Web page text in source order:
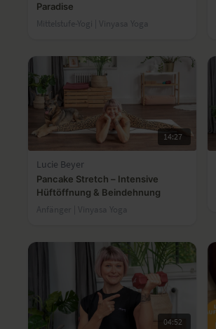
Paradise
Mittelstufe-Yogi | Vinyasa Yoga
14:27
Lucie Beyer
Pancake Stretch – Intensive
Hüftöffnung & Beindehnung
Anfänger | Vinyasa Yoga
04:52